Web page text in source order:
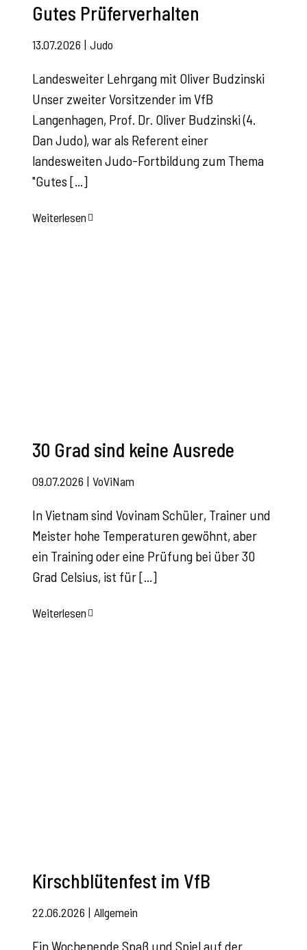
Gutes Prüferverhalten
13.07.2026 | Judo
Landesweiter Lehrgang mit Oliver Budzinski
Unser zweiter Vorsitzender im VfB
Langenhagen, Prof. Dr. Oliver Budzinski (4.
Dan Judo), war als Referent einer
landesweiten Judo-Fortbildung zum Thema
"Gutes [...]
Weiterlesen
30 Grad sind keine Ausrede
09.07.2026 | VoViNam
In Vietnam sind Vovinam Schüler, Trainer und
Meister hohe Temperaturen gewöhnt, aber
ein Training oder eine Prüfung bei über 30
Grad Celsius, ist für [...]
Weiterlesen
Kirschblütenfest im VfB
22.06.2026 | Allgemein
Ein Wochenende Spaß und Spiel auf der